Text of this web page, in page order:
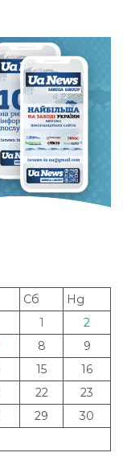
Сб
Нд
1
2
8
9
15
16
22
23
29
30